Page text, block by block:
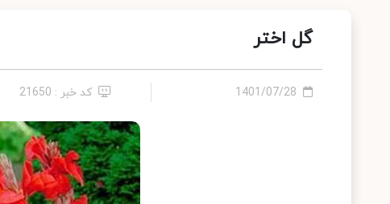
گل اختر
1401/07/28 کد خبر : 21650